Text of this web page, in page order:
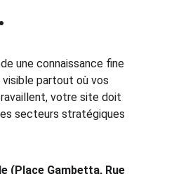
une connaissance fine
partout où vos
votre site doit
secteurs stratégiques
(Place Gambetta, Rue